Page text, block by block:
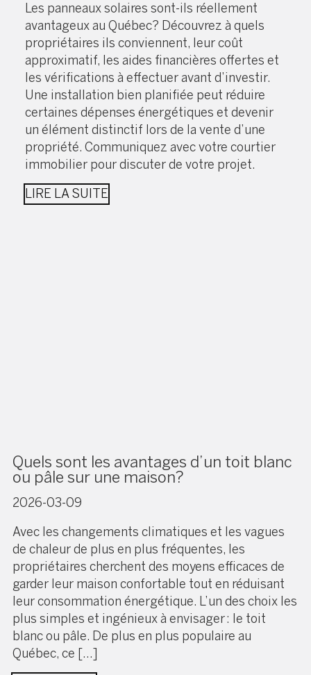
Les panneaux solaires sont-ils réellement
avantageux au Québec? Découvrez à quels
propriétaires ils conviennent, leur coût
approximatif, les aides financières offertes et
les vérifications à effectuer avant d’investir.
Une installation bien planifiée peut réduire
certaines dépenses énergétiques et devenir
un élément distinctif lors de la vente d’une
propriété. Communiquez avec votre courtier
immobilier pour discuter de votre projet.
LIRE LA SUITE
Quels sont les avantages d’un toit blanc
ou pâle sur une maison?
2026-03-09
Avec les changements climatiques et les vagues
de chaleur de plus en plus fréquentes, les
propriétaires cherchent des moyens efficaces de
garder leur maison confortable tout en réduisant
leur consommation énergétique. L’un des choix les
plus simples et ingénieux à envisager : le toit
blanc ou pâle. De plus en plus populaire au
Québec, ce […]